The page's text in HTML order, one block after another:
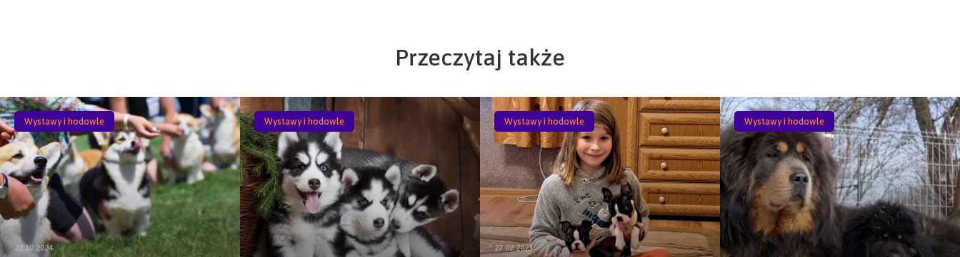
Przeczytaj także
Wystawy i hodowle
22.10.2024
Wystawy i hodowle Wystawy i hodowle
27.02.2023
Wystawy i hodowle